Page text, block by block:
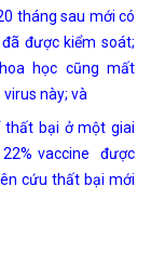
tháng sau mới có
được kiểm soát;
học cũng mất
này; và
thất bại ở một giai
22% vaccine được
cứu thất bại mới